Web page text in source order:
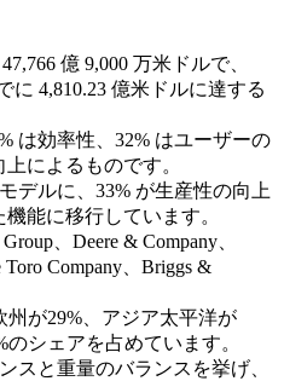
億 9,000 万米ドルで、
に 4,810.23 億米ドルに達する
は効率性、32% はユーザーの
によるものです。
デルに、33% が生産性の向上
能に移行しています。
、Deere & Company、
Company、Briggs &
州が29%、アジア太平洋が
シェアを占めています。
スと重量のバランスを挙げ、